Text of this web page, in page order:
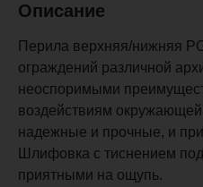
Описание
Перила верхняя/нижняя
ограждений различной
неоспоримыми
воздействиям
надежные и прочные, и
Шлифовка с тиснением
приятными на ощупь.